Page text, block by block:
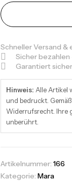
Schneller Versand &
Sicher
Garantiert
Hinweis: Alle Artikel
und bedruckt. Gemäß
Widerrufsrecht. Ihre
unberührt.
Artikelnummer: 166
Kategorie: Mara